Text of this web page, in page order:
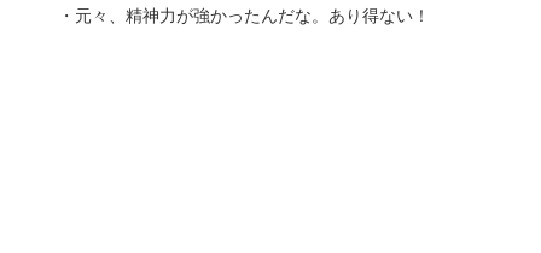
・元々、精神力が強かったんだな。あり得ない！